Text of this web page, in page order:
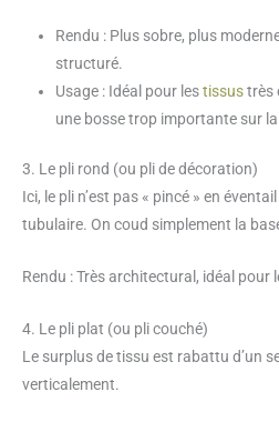
Rendu : Plus sobre, plus
structuré.
Usage : Idéal pour lestissustrès
une bosse trop importante sur
3. Le pli rond (ou pli de décoration)
Ici, le pli n’est pas « pincé » en
tubulaire. On coud simplement la
Rendu : Très architectural, idéal
4. Le pli plat (ou pli couché)
Le surplus de tissu est rabattu d’un
verticalement.